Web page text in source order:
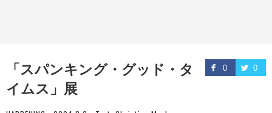
0 0
「スパンキング・グッド・タ
イムス」展